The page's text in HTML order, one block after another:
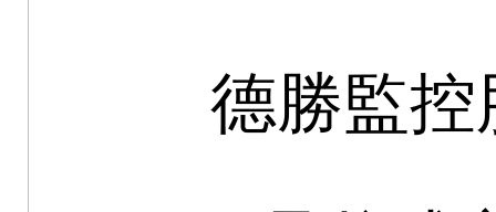
德勝監